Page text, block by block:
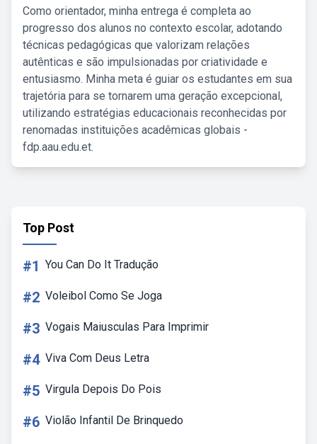
Como orientador, minha entrega é completa ao
progresso dos alunos no contexto escolar, adotando
técnicas pedagógicas que valorizam relações
autênticas e são impulsionadas por criatividade e
entusiasmo. Minha meta é guiar os estudantes em sua
trajetória para se tornarem uma geração excepcional,
utilizando estratégias educacionais reconhecidas por
renomadas instituições acadêmicas globais -
fdp.aau.edu.et.
Top Post
#1 You Can Do It Tradução
#2 Voleibol Como Se Joga
#3 Vogais Maiusculas Para Imprimir
#4 Viva Com Deus Letra
#5 Virgula Depois Do Pois
#6 Violão Infantil De Brinquedo